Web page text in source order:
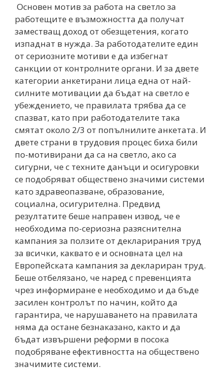
Основен мотив за работа на светло за
работещите е възможността да получат
заместващ доход от обезщетения, когато
изпаднат в нужда. За работодателите един
от сериозните мотиви е да избегнат
санкции от контролните органи. И за двете
категории анкетирани лица една от най-
силните мотивации да бъдат на светло е
убеждението, че правилата трябва да се
спазват, като при работодатeлите така
смятат около 2/3 от попълнилите анкетата. И
двете страни в трудовия процес биха били
по-мотивирани да са на светло, ако са
сигурни, че с техните данъци и осигуровки
се подобряват обществено значими системи
като здравеопазване, образование,
социална, осигурителна. Предвид
резултатите беше направен извод, че е
необходимa по-сериозна разяснителна
кампания за ползите от декларирания труд
за всички, каквато е и основната цел на
Европейската кампания за деклариран труд.
Беше отбелязано, че наред с превенцията
чрез информиране е необходимо и да бъде
засилен контролът по начин, който да
гарантира, че нарушаването на правилата
няма да остане безнаказано, както и да
бъдат извършени реформи в посока
подобряване ефективността на обществено
значимите системи.